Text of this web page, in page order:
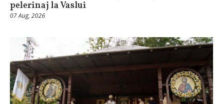
pelerinaj la Vaslui
07 Aug, 2026